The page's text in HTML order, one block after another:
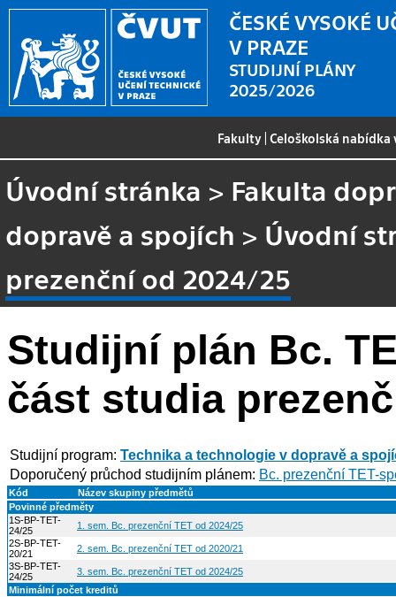
ČESKÉ VYSOKÉ
V PRAZE
STUDIJNÍ PLÁNY
2025/2026
Fakulty |Celoškolská
Úvodní stránka > Fakulta
dopravě a spojích > Úvodní
prezenční od 2024/25
Studijní plán Bc.
část studia
Studijní program: Technika a technologie v dopravě a
Doporučený průchod studijním plánem: Bc. prezenční TET-
Kód
Název skupiny předmětů
Povinné předměty
1S-BP-TET-
24/25
1. sem. Bc. prezenční TET od 2024/25
2S-BP-TET-
20/21
2. sem. Bc. prezenční TET od 2020/21
3S-BP-TET-
24/25
3. sem. Bc. prezenční TET od 2024/25
Minimální počet kreditů